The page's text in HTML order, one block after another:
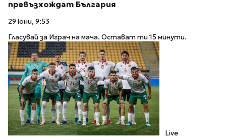
превъзхождат България
29 юни, 9:53
Гласувай за Играч на мача. Остават ти 15 минути.
Live